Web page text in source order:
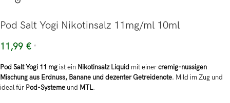
Pod Salt Yogi Nikotinsalz 11mg/ml 10ml
11,99 € *
Pod Salt Yogi 11 mg ist ein Nikotinsalz Liquid mit einercremig-nussigen
Mischung aus Erdnuss, Banane und dezenter Getreidenote. Mild im Zug und
ideal für Pod-Systeme und MTL.